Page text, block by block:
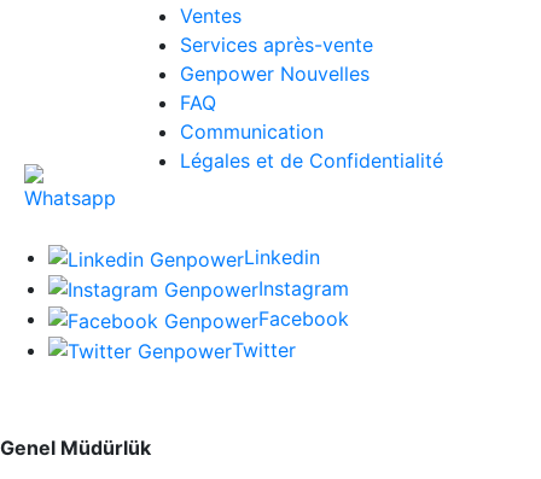
Ventes
Services après-vente
Genpower Nouvelles
FAQ
Communication
Légales et de Confidentialité
Des médias sociaux
Linkedin
Instagram
Facebook
Twitter
Genel Müdürlük